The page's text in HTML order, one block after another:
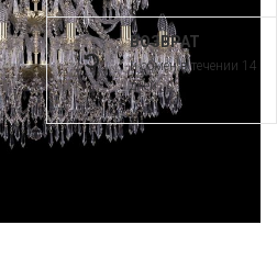
ВОЗВРАТ
и обмен в течении 14
дней